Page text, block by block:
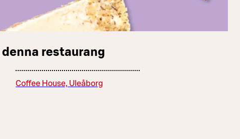
I denna restaurang
Coffee House, Uleåborg